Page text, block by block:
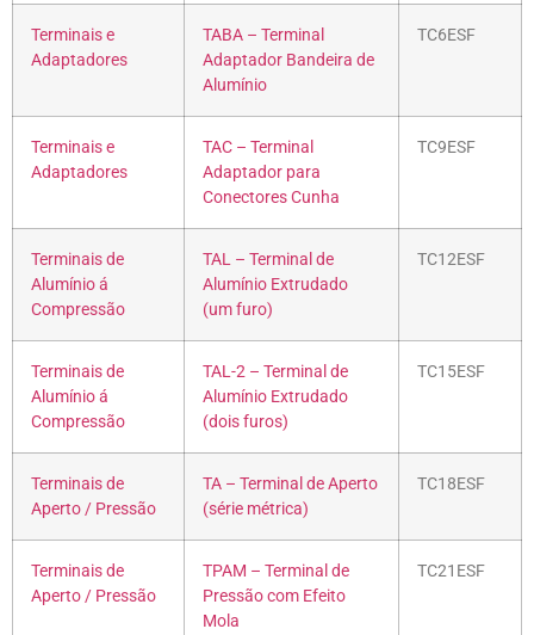
Terminais e
Adaptadores
TABA – Terminal
Adaptador Bandeira de
Alumínio
TC6ESF
Terminais e
Adaptadores
TAC – Terminal
Adaptador para
Conectores Cunha
TC9ESF
Terminais de
Alumínio á
Compressão
TAL – Terminal de
Alumínio Extrudado
(um furo)
TC12ESF
Terminais de
Alumínio á
Compressão
TAL-2 – Terminal de
Alumínio Extrudado
(dois furos)
TC15ESF
Terminais de
Aperto / Pressão
TA – Terminal de Aperto
(série métrica)
TC18ESF
Terminais de
Aperto / Pressão
TPAM – Terminal de
Pressão com Efeito
Mola
TC21ESF